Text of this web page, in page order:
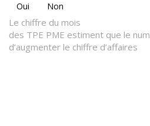
Oui Non
Le chiffre du mois
des TPE PME estiment que le
d’augmenter le chiffre d’affaires